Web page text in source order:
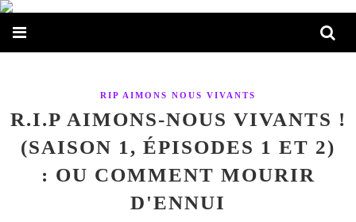
RIP AIMONS NOUS VIVANTS
R.I.P AIMONS-NOUS VIVANTS !
(SAISON 1, ÉPISODES 1 ET 2)
: OU COMMENT MOURIR
D'ENNUI